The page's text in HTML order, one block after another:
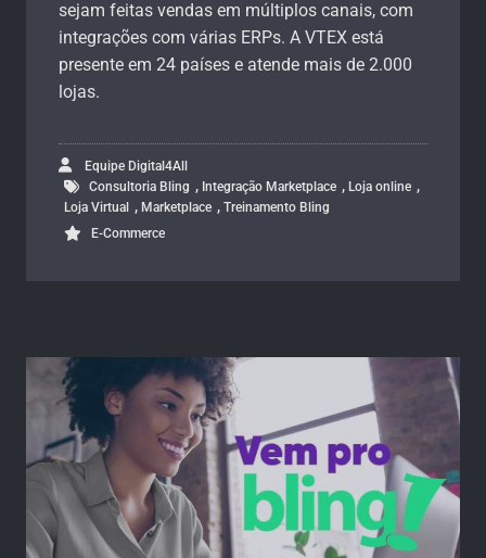
sejam feitas vendas em múltiplos canais, com
integrações com várias ERPs. A VTEX está
presente em 24 países e atende mais de 2.000
lojas.
Equipe Digital4All
Consultoria Bling , Integração Marketplace , Loja online ,
Loja Virtual , Marketplace , Treinamento Bling
E-Commerce